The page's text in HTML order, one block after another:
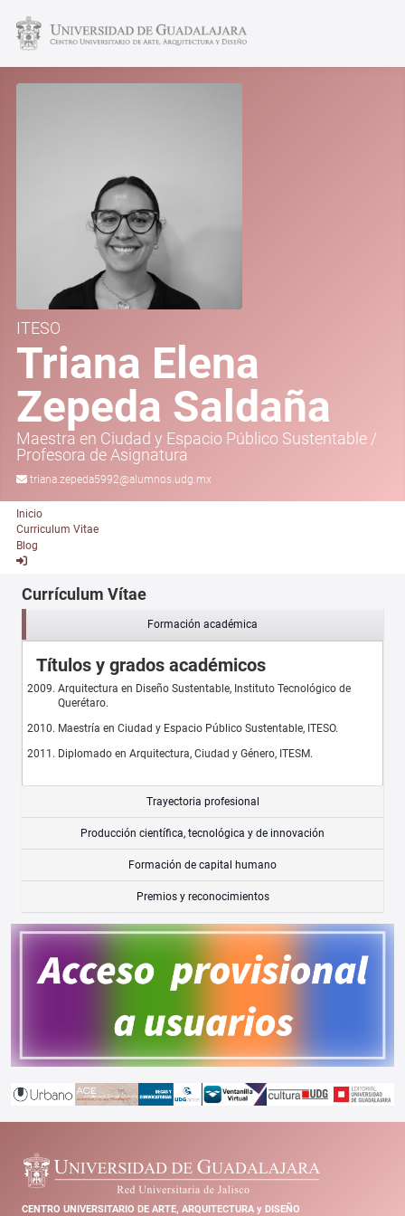
ITESO
Triana Elena
Zepeda Saldaña
Maestra en Ciudad y Espacio Público Sustentable /
Profesora de Asignatura
triana.zepeda5992@alumnos.udg.mx
Inicio
Curriculum Vitae
Blog
Currículum Vítae
Formación académica
Títulos y grados académicos
Arquitectura en Diseño Sustentable, Instituto Tecnológico de
Querétaro.
Maestría en Ciudad y Espacio Público Sustentable, ITESO.
Diplomado en Arquitectura, Ciudad y Género, ITESM.
Trayectoria profesional
Producción científica, tecnológica y de innovación
Formación de capital humano
Premios y reconocimientos
CENTRO UNIVERSITARIO DE ARTE, ARQUITECTURA y DISEÑO